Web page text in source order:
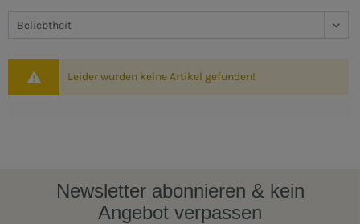
Leider wurden keine Artikel gefunden!
Newsletter abonnieren & kein
Angebot verpassen